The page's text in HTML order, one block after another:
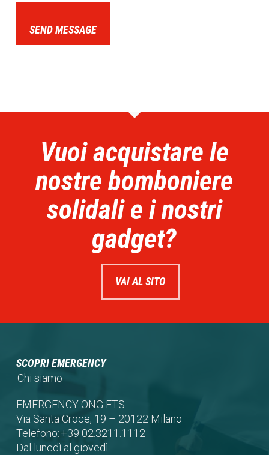
SEND MESSAGE
Vuoi acquistare le
nostre bomboniere
solidali e i nostri
gadget?
VAI AL SITO
SCOPRI EMERGENCY
Chi siamo
EMERGENCY ONG ETS
Via Santa Croce, 19 – 20122 Milano
Telefono:+39 02.3211.1112
Dal lunedì al giovedì